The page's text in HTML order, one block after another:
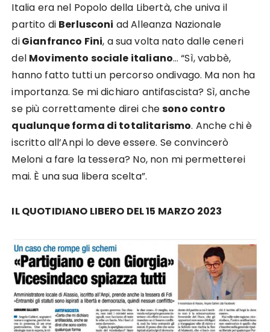
Italia era nel Popolo della Libertà, che univa il
partito di Berlusconi ad Alleanza Nazionale
diGianfranco Fini, a sua volta nato dalle ceneri
del Movimento sociale italiano… “Sì, vabbè,
hanno fatto tutti un percorso ondivago. Ma non ha
importanza. Se mi dichiaro antifascista? Sì, anche
se più correttamente direi chesono contro
qualunque forma di totalitarismo. Anche chi è
iscritto all’Anpi lo deve essere. Se convincerò
Meloni a fare la tessera? No, non mi permetterei
mai. È una sua libera scelta”.
IL QUOTIDIANO LIBERO DEL 15 MARZO 2023